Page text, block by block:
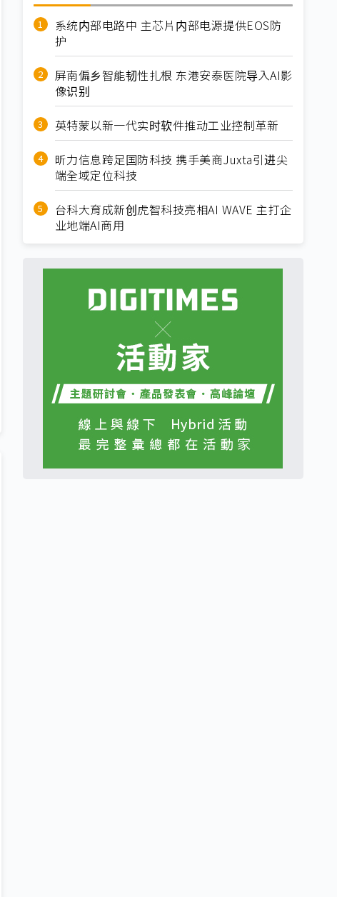
系统内部电路中 主芯片内部电源提供EOS防
护
屏南偏乡智能韧性扎根 东港安泰医院导入AI影
像识别
英特蒙以新一代实时软件推动工业控制革新
昕力信息跨足国防科技 携手美商Juxta引进尖
端全域定位科技
台科大育成新创虎智科技亮相AI WAVE 主打企
业地端AI商用